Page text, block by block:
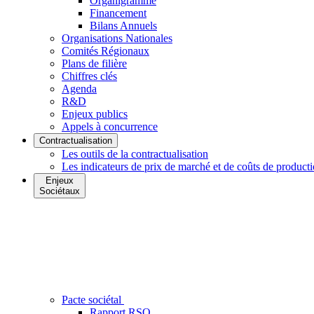
Financement
Bilans Annuels
Organisations Nationales
Comités Régionaux
Plans de filière
Chiffres clés
Agenda
R&D
Enjeux publics
Appels à concurrence
Contractualisation
Les outils de la contractualisation
Les indicateurs de prix de marché et de coûts de
Enjeux
Sociétaux
Pacte sociétal